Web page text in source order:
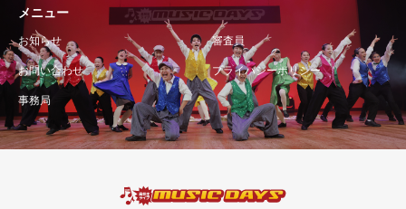
メニュー
お知らせ 審査員
お問い合わせ プライバシーポリシー
事務局